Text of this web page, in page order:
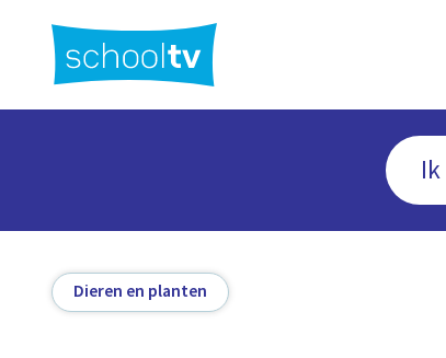
hoofdinhoud
Dieren en planten